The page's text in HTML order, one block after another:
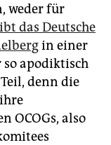
weder für
das Deutsche
in einer
so apodiktisch
denn die
OCOGs, also